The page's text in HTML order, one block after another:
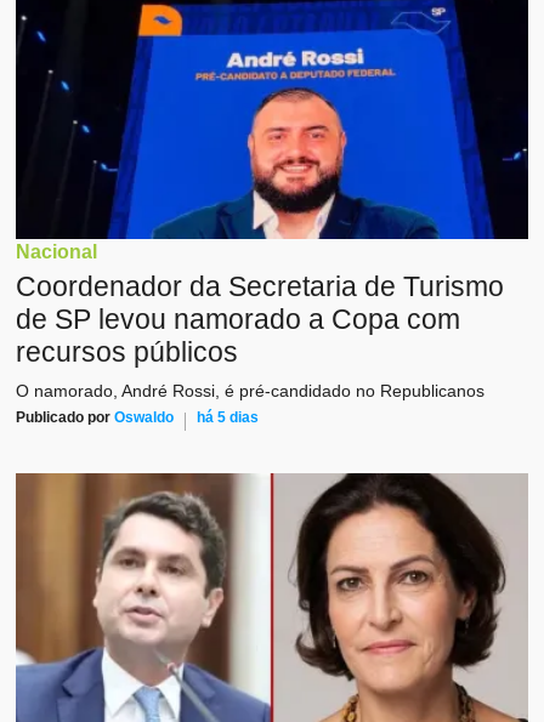
Nacional
Coordenador da Secretaria de Turismo
de SP levou namorado a Copa com
recursos públicos
O namorado, André Rossi, é pré-candidado no Republicanos
Publicado porOswaldo há 5 dias